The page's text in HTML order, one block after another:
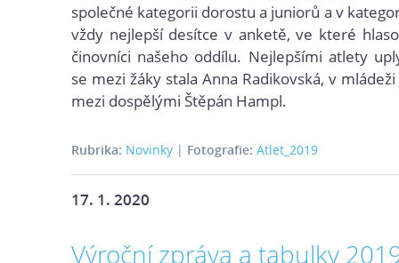
společné kategorii dorostu a juniorů a v
vždy nejlepší desítce v anketě, ve které
činovníci našeho oddílu. Nejlepšími atlety
se mezi žáky stala Anna Radikovská, v
mezi dospělými Štěpán Hampl.
Rubrika: Novinky | Fotografie: Atlet_2019
17. 1. 2020
Výroční zpráva a tabulky